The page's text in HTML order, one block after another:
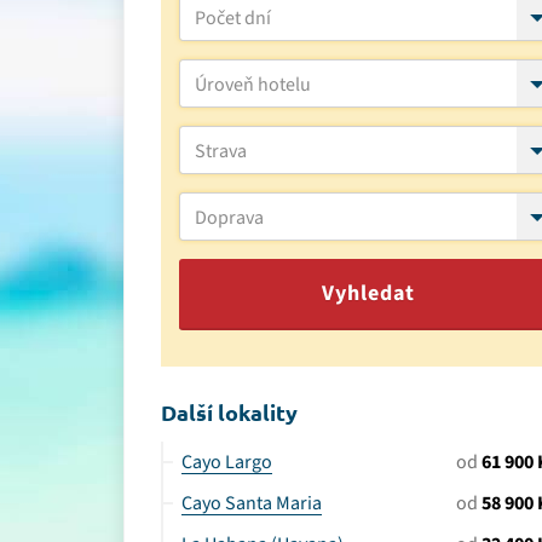
Počet dní
Úroveň hotelu
Strava
Doprava
Vyhledat
Další lokality
Cayo Largo od61 900
Cayo Santa Maria
od58 900